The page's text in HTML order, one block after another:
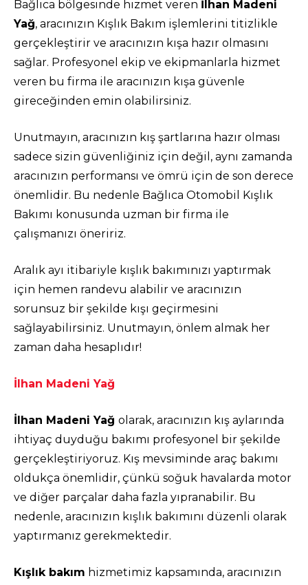
Bağlıca bölgesinde hizmet veren İlhan Madeni
Yağ, aracınızın Kışlık Bakım işlemlerini titizlikle
gerçekleştirir ve aracınızın kışa hazır olmasını
sağlar. Profesyonel ekip ve ekipmanlarla hizmet
veren bu firma ile aracınızın kışa güvenle
gireceğinden emin olabilirsiniz.
Unutmayın, aracınızın kış şartlarına hazır olması
sadece sizin güvenliğiniz için değil, aynı zamanda
aracınızın performansı ve ömrü için de son derece
önemlidir. Bu nedenle Bağlıca Otomobil Kışlık
Bakımı konusunda uzman bir firma ile
çalışmanızı öneririz.
Aralık ayı itibariyle kışlık bakımınızı yaptırmak
için hemen randevu alabilir ve aracınızın
sorunsuz bir şekilde kışı geçirmesini
sağlayabilirsiniz. Unutmayın, önlem almak her
zaman daha hesaplıdır!
İlhan Madeni Yağ
İlhan Madeni Yağ olarak, aracınızın kış aylarında
ihtiyaç duyduğu bakımı profesyonel bir şekilde
gerçekleştiriyoruz. Kış mevsiminde araç bakımı
oldukça önemlidir, çünkü soğuk havalarda motor
ve diğer parçalar daha fazla yıpranabilir. Bu
nedenle, aracınızın kışlık bakımını düzenli olarak
yaptırmanız gerekmektedir.
Kışlık bakım hizmetimiz kapsamında, aracınızın